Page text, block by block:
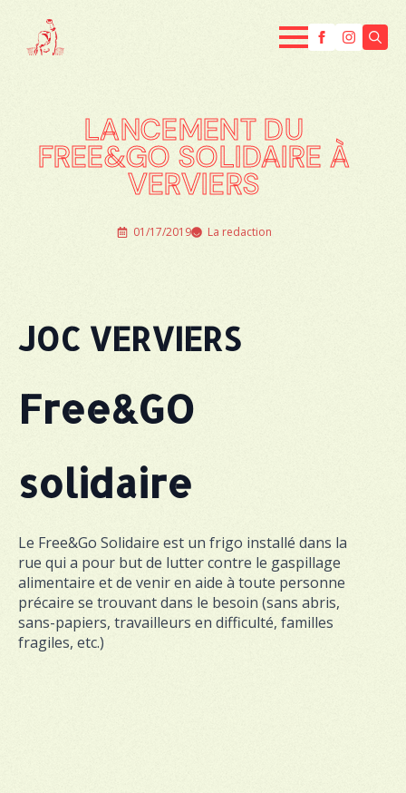
LANCEMENT DU
FREE&GO SOLIDAIRE À
VERVIERS
01/17/2019 La redaction
JOC VERVIERS
Free&GO
solidaire
Le Free&Go Solidaire est un frigo installé dans la
rue qui a pour but de lutter contre le gaspillage
alimentaire et de venir en aide à toute personne
précaire se trouvant dans le besoin (sans abris,
sans-papiers, travailleurs en difficulté, familles
fragiles, etc.)